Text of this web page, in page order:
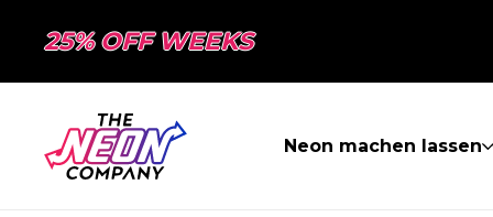
25% OFF WEEKS
Neon machen lassen